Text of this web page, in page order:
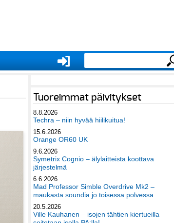
Tuoreimmat päivitykset
8.8.2026
Techra – niin hyvää hiilikuitua!
15.6.2026
Orange OR60 UK
9.6.2026
Symetrix Cognio – älylaitteista koottava
järjestelmä
6.6.2026
Mad Professor Simble Overdrive Mk2 –
maukasta soundia jo toisessa polvessa
20.5.2026
Ville Kauhanen – isojen tähtien kiertueilla